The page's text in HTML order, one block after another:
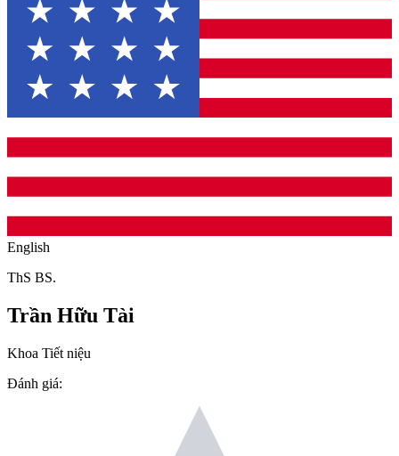
English
ThS BS.
Trần Hữu Tài
Khoa Tiết niệu
Đánh giá: